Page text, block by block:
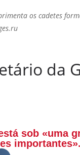
os cadetes
da
sob «uma
importantes».